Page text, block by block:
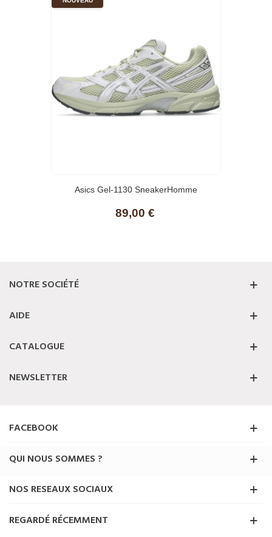
Asics Gel-1130 SneakerHomme
89,00 €
NOTRE SOCIÉTÉ
AIDE
CATALOGUE
NEWSLETTER
FACEBOOK
QUI NOUS SOMMES ?
NOS RESEAUX SOCIAUX
REGARDÉ RÉCEMMENT